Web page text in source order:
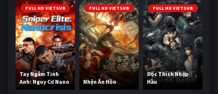
FULL HD VIETSUB
Tay Ngắm Tinh
Anh: Nguy Cơ Nano
FULL HD VIETSUB
Nhện Ăn Hồn
FULL HD VIETSUB
Độc Thích Nhập
Hầu